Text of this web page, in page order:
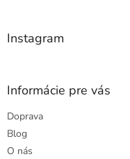
Instagram
Informácie pre vás
Doprava
Blog
O nás